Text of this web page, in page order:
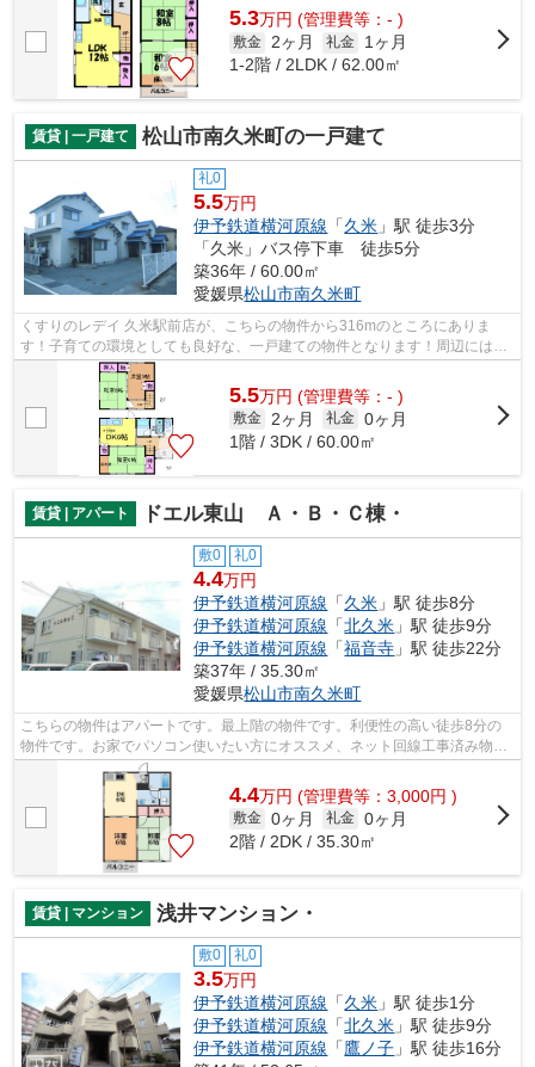
5.3万円 (管理費等：- )
敷金 2ヶ月 礼金
1ヶ月
1-2階 / 2LDK / 62.00㎡
賃貸 | 一戸建て 松山市南久米町の一戸建て
礼0
5.5万円
伊予鉄道横河原線 「久米 」駅 徒歩3分
「久米」バス停下車 徒歩5分
築36年 / 60.00㎡
愛媛県松山市南久米町
くすりのレデイ 久米駅前店が、こちらの物件から316mのところにありま
す！子育ての環境としても良好な、一戸建ての物件となります！周辺には、
徒歩3分で利用できる駅があります！交通...
5.5万円 (管理費等：- )
敷金 2ヶ月 礼金 0ヶ月
1階 / 3DK / 60.00㎡
賃貸 | アパート ドエル東山 Ａ・Ｂ・Ｃ棟・
敷0 礼0
4.4万円
伊予鉄道横河原線 「久米 」駅 徒歩8分
伊予鉄道横河原線 「北久米 」駅 徒歩9分
伊予鉄道横河原線 「福音寺 」駅 徒歩22分
築37年 / 35.30㎡
愛媛県松山市南久米町
こちらの物件はアパートです。最上階の物件です。利便性の高い徒歩8分の
物件です。お家でパソコン使いたい方にオススメ、ネット回線工事済み物
件。当社スタッフが地域の賃貸情報をご提...
4.4万円 (管理費等：3,000円 )
敷金 0ヶ月 礼金 0ヶ月
2階 / 2DK / 35.30㎡
賃貸 | マンション 浅井マンション・
敷0 礼0
3.5万円
伊予鉄道横河原線 「久米 」駅 徒歩1分
伊予鉄道横河原線 「北久米 」駅 徒歩9分
伊予鉄道横河原線 「鷹ノ子 」駅 徒歩16分